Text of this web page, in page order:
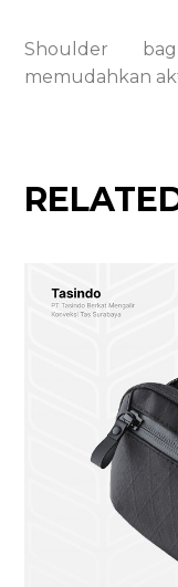
Shoulder
memudahkan